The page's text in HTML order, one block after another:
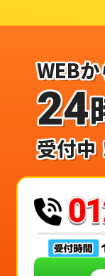
WEB
24
受付中